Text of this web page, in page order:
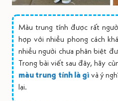
Màu trung tính được rất
hợp với nhiều phong cách
nhiều người chưa phân biệt
Trong bài viết sau đây, hãy
màu trung tính là gì và ý
lại.